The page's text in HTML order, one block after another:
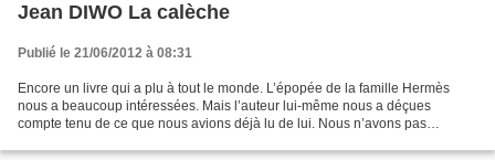
Jean DIWO La calèche
Publié le 21/06/2012 à 08:31
Encore un livre qui a plu à tout le monde. L’épopée de la famille Hermès
nous a beaucoup intéressées. Mais l’auteur lui-même nous a déçues
compte tenu de ce que nous avions déjà lu de lui. Nous n’avons pas